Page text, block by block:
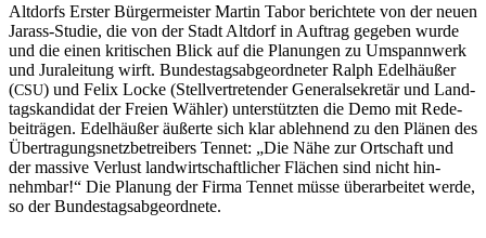
Alt­dorfs Ers­ter Bür­ger­meis­ter Mar­tin Tabor berich­te­te von der neu­en
Jarass-Stu­die, die von der Stadt Alt­dorf in Auf­trag gege­ben wur­de
und die einen kri­ti­schen Blick auf die Pla­nun­gen zu Umspann­werk
und Jura­lei­tung wirft. Bun­des­tags­ab­ge­ord­ne­ter Ralph Edel­h­äu­ßer
(CSU) und Felix Locke (Stell­ver­tre­ten­der Gene­ral­se­kre­tär und Land­
tags­kan­di­dat der Frei­en Wäh­ler) unter­stütz­ten die Demo mit Rede­
bei­trä­gen. Edel­h­äu­ßer äußer­te sich klar ableh­nend zu den Plä­nen des
Über­tra­gungs­netz­be­trei­bers Ten­net: „Die Nähe zur Ort­schaft und
der mas­si­ve Ver­lust land­wirt­schaft­li­cher Flä­chen sind nicht hin­
nehm­bar!“ Die Pla­nung der Fir­ma Ten­net müs­se über­ar­bei­tet wer­de,
so der Bundestagsabgeordnete.